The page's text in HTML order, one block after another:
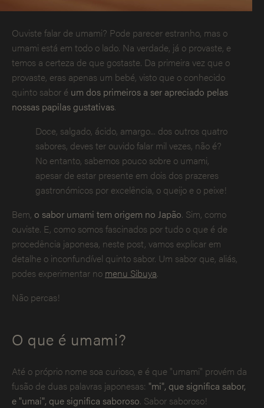
Ouviste falar de umami? Pode parecer estranho, mas o
umami está em todo o lado. Na verdade, já o provaste, e
temos a certeza de que gostaste. Da primeira vez que o
provaste, eras apenas um bebé, visto que o conhecido
quinto sabor é um dos primeiros a ser apreciado pelas
nossas papilas gustativas.
Doce, salgado, ácido, amargo... dos outros quatro
sabores, deves ter ouvido falar mil vezes, não é?
No entanto, sabemos pouco sobre o umami,
apesar de estar presente em dois dos prazeres
gastronómicos por excelência, o queijo e o peixe!
Bem, o sabor umami tem origem no Japão. Sim, como
ouviste. E, como somos fascinados por tudo o que é de
procedência japonesa, neste post, vamos explicar em
detalhe o inconfundível quinto sabor. Um sabor que, aliás,
podes experimentar no menu Sibuya.
Não percas!
O que é umami?
Até o próprio nome soa curioso, e é que "umami" provém da
fusão de duas palavras japonesas: "mi", que significa sabor,
e "umai", que significa saboroso. Sabor saboroso!